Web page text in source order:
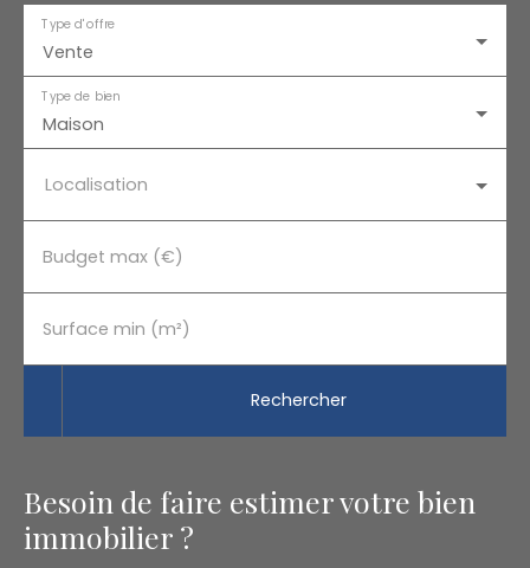
Vente
Type d'offre
Maison
Type de bien
Localisation
Budget max (€)
Surface min (m²)
Rechercher
Besoin de faire estimer votre bien
immobilier ?